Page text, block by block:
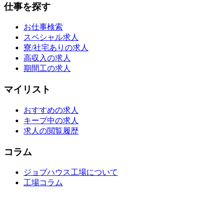
仕事を探す
お仕事検索
スペシャル求人
寮/社宅ありの求人
高収入の求人
期間工の求人
マイリスト
おすすめの求人
キープ中の求人
求人の閲覧履歴
コラム
ジョブハウス工場について
工場コラム